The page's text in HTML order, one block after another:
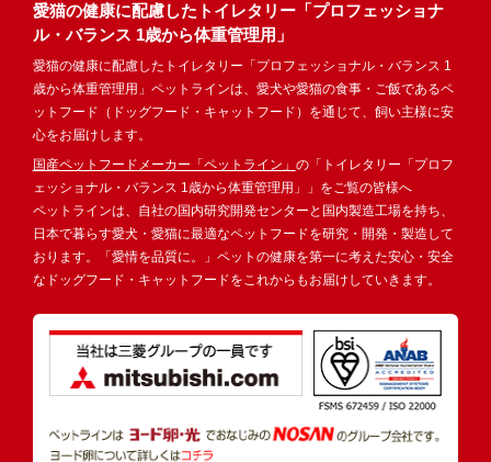
愛猫の健康に配慮したトイレタリー「プロフェッショナ
ル・バランス 1歳から体重管理用」
愛猫の健康に配慮したトイレタリー「プロフェッショナル・バランス 1
歳から体重管理用」ペットラインは、愛犬や愛猫の食事・ご飯であるペ
ットフード（ドッグフード・キャットフード）を通じて、飼い主様に安
心をお届けします。
国産ペットフードメーカー「ペットライン」 の「トイレタリー「プロフ
ェッショナル・バランス 1歳から体重管理用」」をご覧の皆様へ
ペットラインは、自社の国内研究開発センターと国内製造工場を持ち、
日本で暮らす愛犬・愛猫に最適なペットフードを研究・開発・製造して
おります。「愛情を品質に。」ペットの健康を第一に考えた安心・安全
なドッグフード・キャットフードをこれからもお届けしていきます。